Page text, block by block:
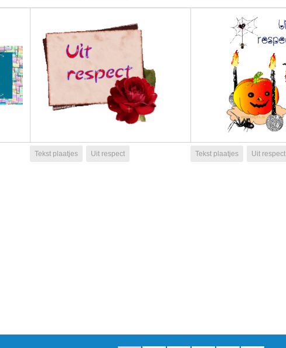
Tekst plaatjes Uit respect Tekst plaatjes Uit respect